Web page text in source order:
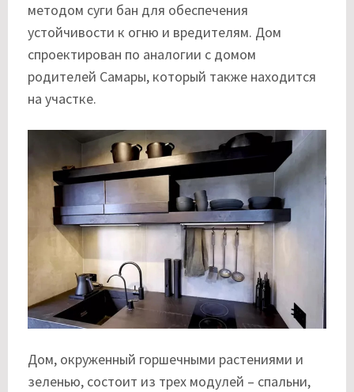
методом суги бан для обеспечения
устойчивости к огню и вредителям. Дом
спроектирован по аналогии с домом
родителей Самары, который также находится
на участке.
Дом, окруженный горшечными растениями и
зеленью, состоит из трех модулей – спальни,